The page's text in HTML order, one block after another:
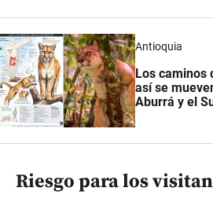
Antioquia
Los caminos
así se
Aburrá y el
Riesgo para los